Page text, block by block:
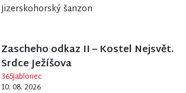
Jizerskohorský šanzon
Zascheho odkaz II – Kostel Nejsvět.
Srdce Ježíšova
365Jablonec
10. 08. 2026